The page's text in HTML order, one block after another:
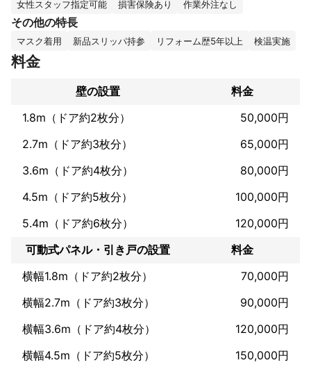
アピールポイント
15歳から大工の弟子入り
今年で大工歴20年目になります！
お仕事は”丁寧に”がモットーです！！
長く住むおうちのこと。
少しでも気になることがありましたら是非唯維工務店にお任せく
ださい。
女性スタッフ指定可能 損害保険あり 作業外注なし
その他の特長
マスク着用 新品スリッパ持参 リフォーム歴5年以上 検温実施
料金
壁の設置
料金
1.8m（ドア約2枚分）
50,000円
2.7m（ドア約3枚分）
65,000円
3.6m（ドア約4枚分）
80,000円
4.5m（ドア約5枚分）
100,000円
5.4m（ドア約6枚分）
120,000円
可動式パネル・引き戸の設置
料金
横幅1.8m（ドア約2枚分）
70,000円
横幅2.7m（ドア約3枚分）
90,000円
横幅3.6m（ドア約4枚分）
120,000円
横幅4.5m（ドア約5枚分）
150,000円